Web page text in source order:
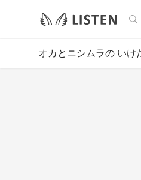
検索
オカとニシムラの いけ